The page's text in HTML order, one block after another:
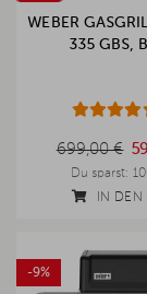
WEBER
335 GBS,
699,00 €
Du sparst:
IN DEN
-9%